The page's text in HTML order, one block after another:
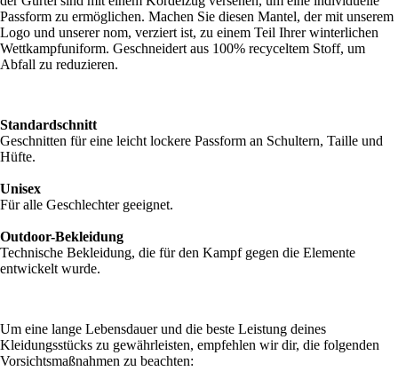
Passform zu ermöglichen. Machen Sie diesen Mantel, der mit unserem
Logo und unserer nom, verziert ist, zu einem Teil Ihrer winterlichen
Wettkampfuniform. Geschneidert aus 100% recyceltem Stoff, um
Abfall zu reduzieren.
Standardschnitt
Geschnitten für eine leicht lockere Passform an Schultern, Taille und
Hüfte.
Unisex
Für alle Geschlechter geeignet.
Outdoor-Bekleidung
Technische Bekleidung, die für den Kampf gegen die Elemente
entwickelt wurde.
Um eine lange Lebensdauer und die beste Leistung deines
Kleidungsstücks zu gewährleisten, empfehlen wir dir, die folgenden
Vorsichtsmaßnahmen zu beachten: